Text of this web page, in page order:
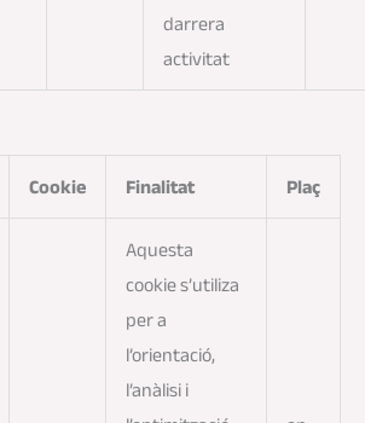
darrera
activitat
Cookie Finalitat Plaç
Aquesta
cookie s’utiliza
per a
l’orientació,
l’anàlisi i